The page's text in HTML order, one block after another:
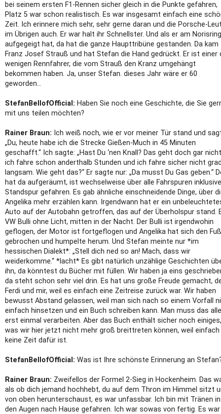
bei seinem ersten F1-Rennen sicher gleich in die Punkte gefahren,
Platz 5 war schon realistisch. Es war insgesamt einfach eine
Zeit. Ich erinnere mich sehr, sehr gerne daran und die Porsche-
im Übrigen auch. Er war halt ihr Schnellster. Und als er am Norisring
aufgegeigt hat, da hat die ganze Haupttribüne gestanden. Da kam
Franz Josef Strauß und hat Stefan die Hand gedrückt. Er ist einer
wenigen Rennfahrer, die vom Strauß den Kranz umgehängt
bekommen haben. Ja, unser Stefan. dieses Jahr wäre er 60
geworden…
StefanBellofOfficial: Haben Sie noch eine Geschichte, die Sie
mit uns teilen möchten?
Rainer Braun: Ich weiß noch, wie er vor meiner Tür stand und
„Du, heute habe ich die Strecke Gießen-Much in 45 Minuten
geschafft.“ Ich sagte: „Hast Du ‘nen Knall? Das geht doch gar
ich fahre schon anderthalb Stunden und ich fahre sicher nicht
langsam. Wie geht das?“ Er sagte nur: „Da musst Du Gas geben.“
hat da aufgeräumt, ist wechselweise über alle Fahrspuren inklusive
Standspur gefahren. Es gab ähnliche einschneidende Dinge, über
Angelika mehr erzählen kann. Irgendwann hat er ein
Auto auf der Autobahn getroffen, das auf der Überholspur stand.
VW Bulli ohne Licht, mitten in der Nacht. Der Bulli ist irgendwohin
geflogen, der Motor ist fortgeflogen und Angelika hat sich den Fuß
gebrochen und humpelte herum. Und Stefan meinte nur *im
hessischen Dialekt*: „Stell dich ned so an! Mach, dass wir
weiderkomme.“ *lacht* Es gibt natürlich unzählige Geschichten
ihn, da könntest du Bücher mit füllen. Wir haben ja eins
da steht schon sehr viel drin. Es hat uns große Freude gemacht,
Ferdi und mir, weil es einfach eine Zeitreise zurück war. Wir haben
bewusst Abstand gelassen, weil man sich nach so einem Vorfall
einfach hinsetzen und ein Buch schreiben kann. Man muss das
erst einmal verarbeiten. Aber das Buch enthält sicher noch einiges,
was wir hier jetzt nicht mehr groß breittreten können, weil einfach
keine Zeit dafür ist.
StefanBellofOfficial: Was ist Ihre schönste Erinnerung an
Rainer Braun: Zweifellos der Formel 2-Sieg in Hockenheim. Das
als ob dich jemand hochhebt, du auf dem Thron im Himmel sitzt
von oben herunterschaust, es war unfassbar. Ich bin mit Tränen in
den Augen nach Hause gefahren. Ich war sowas von fertig. Es war